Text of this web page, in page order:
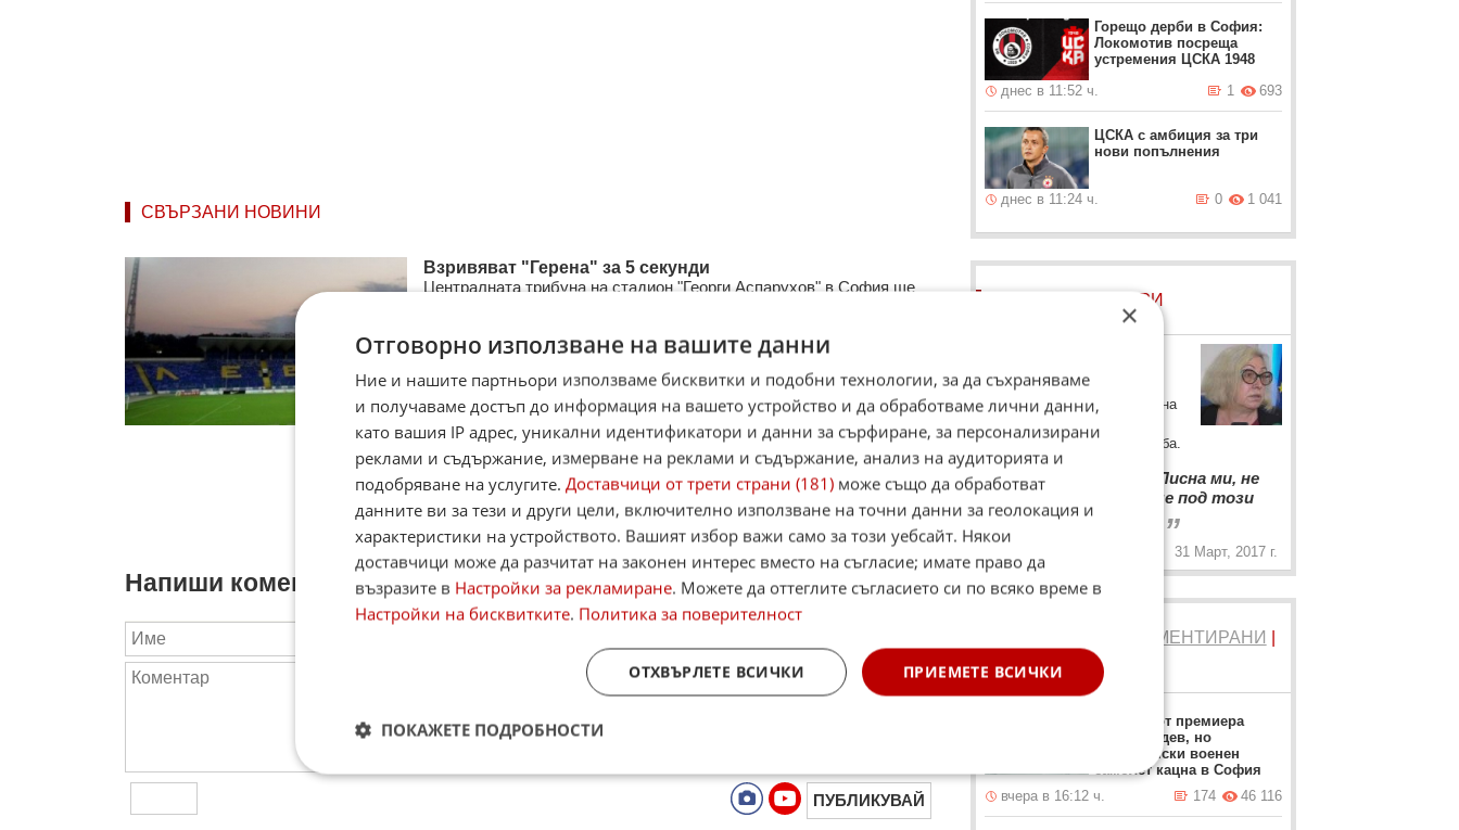
СВЪРЗАНИ НОВИНИ
Взривяват "Герена" за 5 секунди
Централната трибуна на стадион "Георги Аспарухов" в София ще
03.02.2013
Напиши коментар:
ПУБЛИКУВАЙ
Горещо дерби в София:
Локомотив посреща
устремения ЦСКА 1948
днес в 11:52 ч.
693
1
ЦСКА с амбиция за три
нови попълнения
днес в 11:24 ч. 1 041
0
ЛОВЦИ НА БИСЕРИ
Синдикът на ЦСКА не
издържа на напрежението на
търга за емблемата на клуба.
“ Подавам оставка. Писна ми, не
мога да работя повече под този
натиск и напрежение.
„
31 Март, 2017 г.
КОМЕНТИРАНИ
Забрана от премиера
Румен Радев, но
американски военен
самолет кацна в София
вчера в 16:12 ч.
46 116
174
×
Отговорно използване на вашите данни
Ние и нашите партньори използваме бисквитки и подобни технологии, за да съхраняваме
и получаваме достъп до информация на вашето устройство и да обработваме лични данни,
като вашия IP адрес, уникални идентификатори и данни за сърфиране, за персонализирани
реклами и съдържание, измерване на реклами и съдържание, анализ на аудиторията и
подобряване на услугите. Доставчици от трети страни (181) може също да обработват
данните ви за тези и други цели, включително използване на точни данни за геолокация и
характеристики на устройството. Вашият избор важи само за този уебсайт. Някои
доставчици може да разчитат на законен интерес вместо на съгласие; имате право да
възразите в Настройки за рекламиране. Можете да оттеглите съгласието си по всяко време в
Настройки на бисквитките. Политика за поверителност
ПРИЕМЕТЕ ВСИЧКИ
ОТХВЪРЛЕТЕ ВСИЧКИ
ПОКАЖЕТЕ ПОДРОБНОСТИ